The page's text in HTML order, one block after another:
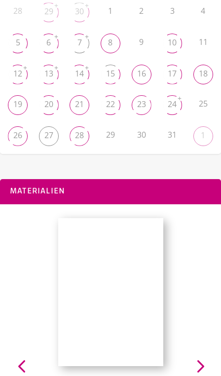
28 29
+
30
+
1 2 3 4
5 6
+
7
+
8 9 10 11
12
+
13
+
14
+
15 16 17 18
19 20 21 22 23 24
+
25
26 27 28 29 30 31 1
MATERIALIEN